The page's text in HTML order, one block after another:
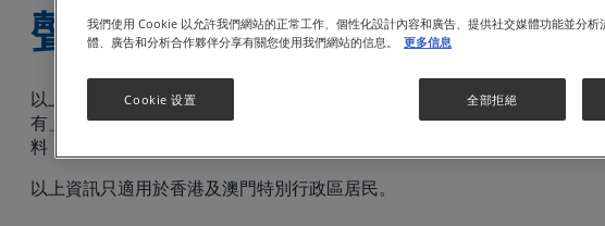
聲明
以上資訊謹供參考。如有疑問，請向醫護人員查詢。本網站所提供的資料乃
有」資訊。惠氏(香港)控股有限公司沒有及不會就本網站的運作、網站所載
料，作出任何法定陳述或保證。
以上資訊只適用於香港及澳門特別行政區居民。
我們使用 Cookie 以允許我們網站的正常工作、個性化設計內容和廣告、提供社交媒體功能並分析
體、廣告和分析合作夥伴分享有關您使用我們網站的信息。
更多信息
全部拒絕
Cookie 设置